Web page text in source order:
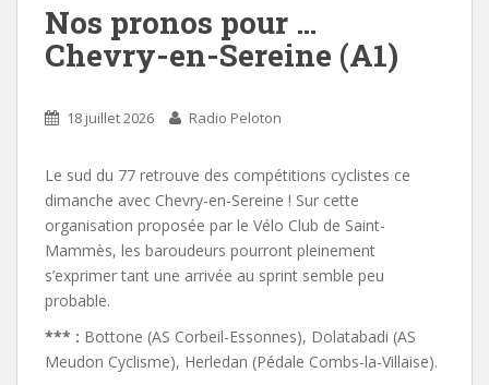
Nos pronos pour …
Chevry-en-Sereine (A1)
18 juillet 2026 Radio Peloton
Le sud du 77 retrouve des compétitions cyclistes ce
dimanche avec Chevry-en-Sereine ! Sur cette
organisation proposée par le Vélo Club de Saint-
Mammès, les baroudeurs pourront pleinement
s’exprimer tant une arrivée au sprint semble peu
probable.
*** : Bottone (AS Corbeil-Essonnes), Dolatabadi (AS
Meudon Cyclisme), Herledan (Pédale Combs-la-Villaise).